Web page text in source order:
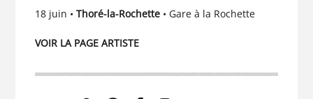
18 juin • Thoré-la-Rochette• Gare à la Rochette
VOIR LA PAGE ARTISTE